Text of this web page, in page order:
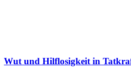
Wut und Hilflosigkeit in